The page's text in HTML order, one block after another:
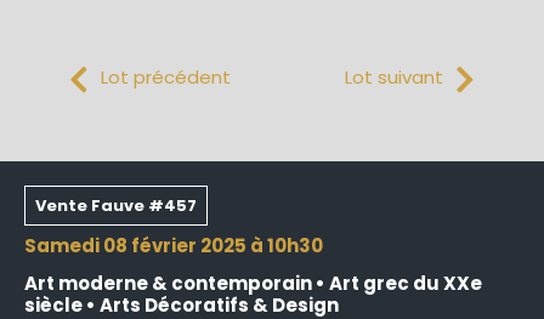
Lot précédent Lot suivant
Vente Fauve #457
samedi 08 février 2025 à 10h30
Art moderne & contemporain • Art grec du XXe
siècle • Arts Décoratifs & Design